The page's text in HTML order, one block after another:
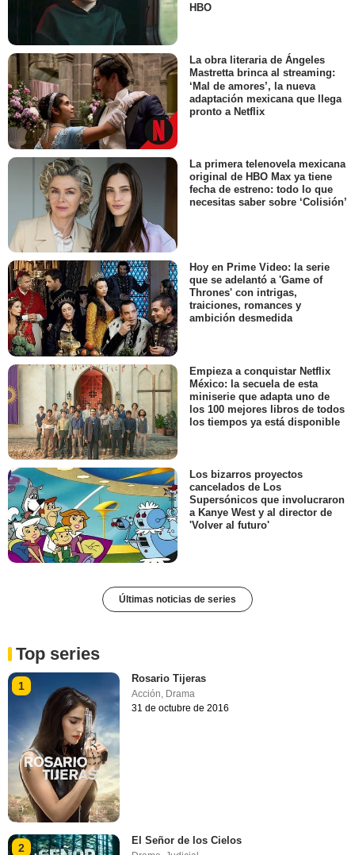
HBO
La obra literaria de Ángeles
Mastretta brinca al streaming:
‘Mal de amores’, la nueva
adaptación mexicana que llega
pronto a Netflix
La primera telenovela mexicana
original de HBO Max ya tiene
fecha de estreno: todo lo que
necesitas saber sobre ‘Colisión’
Hoy en Prime Video: la serie
que se adelantó a 'Game of
Thrones' con intrigas,
traiciones, romances y
ambición desmedida
Empieza a conquistar Netflix
México: la secuela de esta
miniserie que adapta uno de
los 100 mejores libros de todos
los tiempos ya está disponible
Los bizarros proyectos
cancelados de Los
Supersónicos que involucraron
a Kanye West y al director de
'Volver al futuro'
Últimas noticias de series
Top series
1
Rosario Tijeras
Acción, Drama
31 de octubre de 2016
2
El Señor de los Cielos